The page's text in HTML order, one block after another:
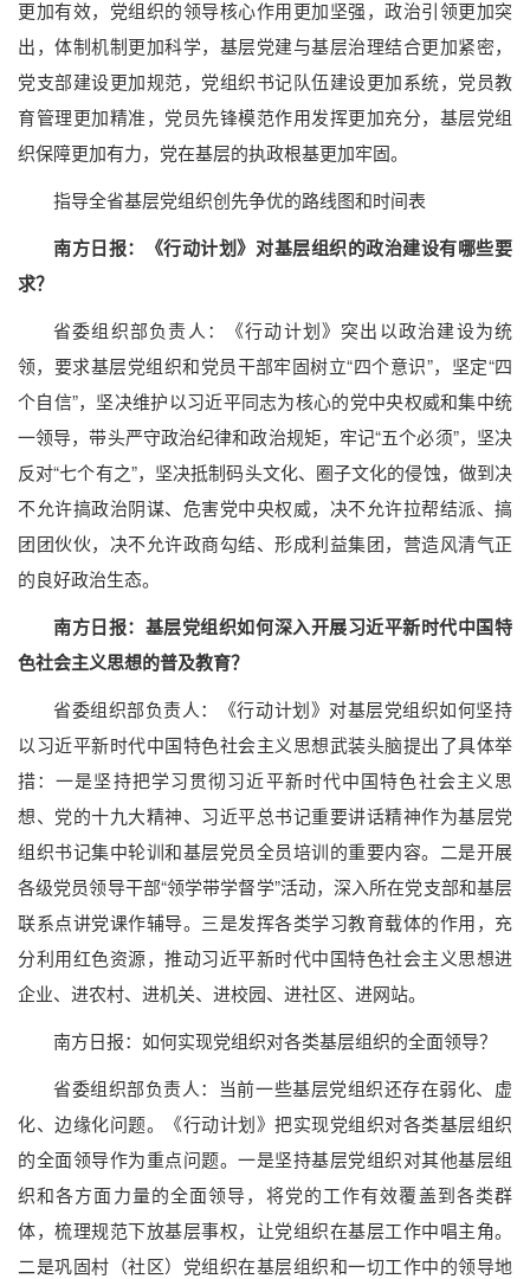
更加有效，党组织的领导核心作用更加坚强，政治引领更加突
出，体制机制更加科学，基层党建与基层治理结合更加紧密，
党支部建设更加规范，党组织书记队伍建设更加系统，党员教
育管理更加精准，党员先锋模范作用发挥更加充分，基层党组
织保障更加有力，党在基层的执政根基更加牢固。
指导全省基层党组织创先争优的路线图和时间表
南方日报：《行动计划》对基层组织的政治建设有哪些要
求？
省委组织部负责人：《行动计划》突出以政治建设为统
领，要求基层党组织和党员干部牢固树立“四个意识”，坚定“四
个自信”，坚决维护以习近平同志为核心的党中央权威和集中统
一领导，带头严守政治纪律和政治规矩，牢记“五个必须”，坚决
反对“七个有之”，坚决抵制码头文化、圈子文化的侵蚀，做到决
不允许搞政治阴谋、危害党中央权威，决不允许拉帮结派、搞
团团伙伙，决不允许政商勾结、形成利益集团，营造风清气正
的良好政治生态。
南方日报：基层党组织如何深入开展习近平新时代中国特
色社会主义思想的普及教育？
省委组织部负责人：《行动计划》对基层党组织如何坚持
以习近平新时代中国特色社会主义思想武装头脑提出了具体举
措：一是坚持把学习贯彻习近平新时代中国特色社会主义思
想、党的十九大精神、习近平总书记重要讲话精神作为基层党
组织书记集中轮训和基层党员全员培训的重要内容。二是开展
各级党员领导干部“领学带学督学”活动，深入所在党支部和基层
联系点讲党课作辅导。三是发挥各类学习教育载体的作用，充
分利用红色资源，推动习近平新时代中国特色社会主义思想进
企业、进农村、进机关、进校园、进社区、进网站。
南方日报：如何实现党组织对各类基层组织的全面领导？
省委组织部负责人：当前一些基层党组织还存在弱化、虚
化、边缘化问题。《行动计划》把实现党组织对各类基层组织
的全面领导作为重点问题。一是坚持基层党组织对其他基层组
织和各方面力量的全面领导，将党的工作有效覆盖到各类群
体，梳理规范下放基层事权，让党组织在基层工作中唱主角。
二是巩固村（社区）党组织在基层组织和一切工作中的领导地